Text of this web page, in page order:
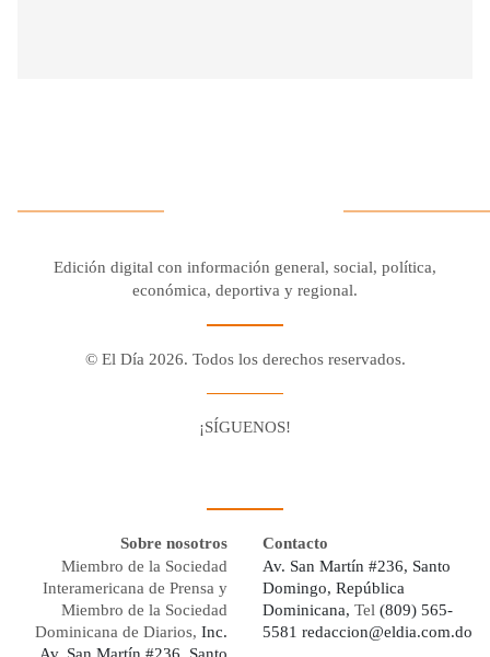
Edición digital con información general, social, política,
económica, deportiva y regional.
© El Día 2026. Todos los derechos reservados.
¡SÍGUENOS!
Sobre nosotros
Miembro de la Sociedad
Interamericana de Prensa y
Miembro de la Sociedad
Dominicana de Diarios, Inc.
Contacto
Av. San Martín #236, Santo
Domingo, República
Dominicana, Tel (809) 565-
5581 redaccion@eldia.com.do